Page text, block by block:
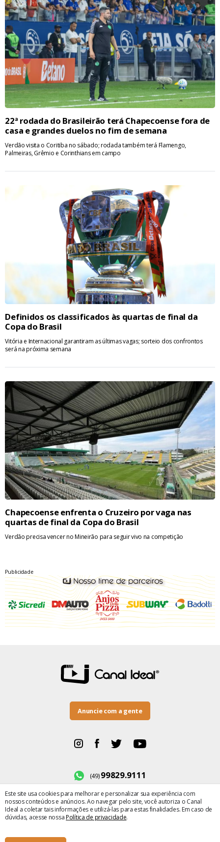
22ª rodada do Brasileirão terá Chapecoense fora de
casa e grandes duelos no fim de semana
Verdão visita o Coritiba no sábado; rodada também terá Flamengo,
Palmeiras, Grêmio e Corinthians em campo
Definidos os classificados às quartas de final da
Copa do Brasil
Vitória e Internacional garantiram as últimas vagas; sorteio dos confrontos
será na próxima semana
Chapecoense enfrenta o Cruzeiro por vaga nas
quartas de final da Copa do Brasil
Verdão precisa vencer no Mineirão para seguir vivo na competição
Publicidade
× Fechar
Este site usa cookies para melhorar e personalizar sua experiência com
nossos conteúdos e anúncios. Ao navegar pelo site, você autoriza o Canal
Ideal a coletar tais informações e utilizá-las para estas finalidades. Em caso de
dúvidas, acesse nossaPolítica de privacidade.
Anuncie com a gente
(49)99829.9111
BR-282, número 500
Bairro Maria Winckler